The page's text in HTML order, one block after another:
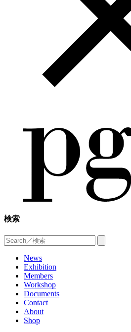
検索
News
Exhibition
Members
Workshop
Documents
Contact
About
Shop